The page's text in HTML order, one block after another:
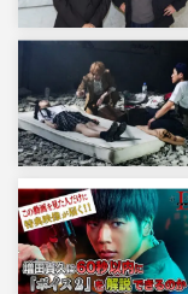
じ、罠にはめられ
『ボイスII 110緊
日本テレビ系
毎週土曜 後10・